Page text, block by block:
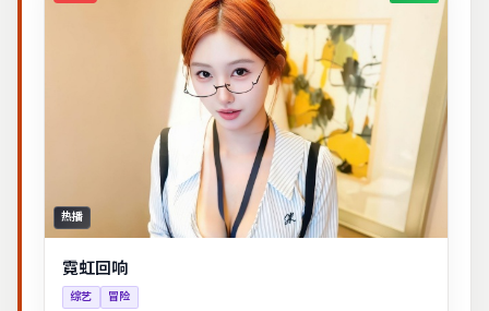
热播
霓虹回响
综艺 冒险